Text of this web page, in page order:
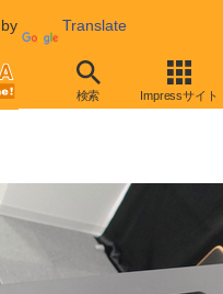
Translate
検索 Impressサイト
製ATXケースが発売 / マグネットシート採用、前面扉